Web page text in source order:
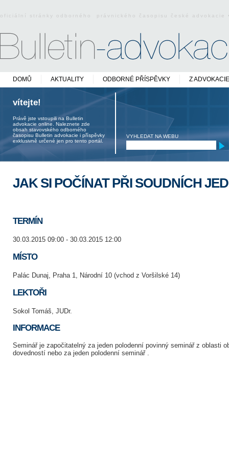
oficiální stránky odborného právnického časopisu české
DOMŮ AKTUALITY ODBORNÉ PŘÍSPĚVKY Z ADVOKACIE
vítejte!
Právě jste vstoupili na Bulletin
advokacie online. Naleznete zde
obsah stavovského odborného
časopisu Bulletin advokacie i příspěvky
exklusivně určené jen pro tento portál.
VYHLEDAT NA WEBU
JAK SI POČÍNAT PŘI SOUDNÍCH
TERMÍN
30.03.2015 09:00 - 30.03.2015 12:00
MÍSTO
Palác Dunaj, Praha 1, Národní 10 (vchod z Voršilské 14)
LEKTOŘI
Sokol Tomáš, JUDr.
INFORMACE
Seminář je započitatelný za jeden polodenní povinný seminář z oblasti
dovedností nebo za jeden polodenní seminář .